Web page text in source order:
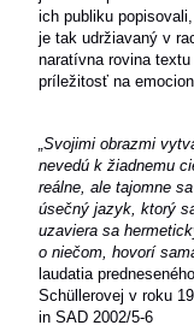
ich publiku
je tak udržiavaný v
naratívna rovina
príležitosť na
„Svojimi obrazmi
nevedú k žiadnemu
reálne, ale tajomne
úsečný jazyk, ktorý
uzaviera sa
o niečom, hovorí
laudatia
Schüllerovej v roku
in SAD 2002/5-6